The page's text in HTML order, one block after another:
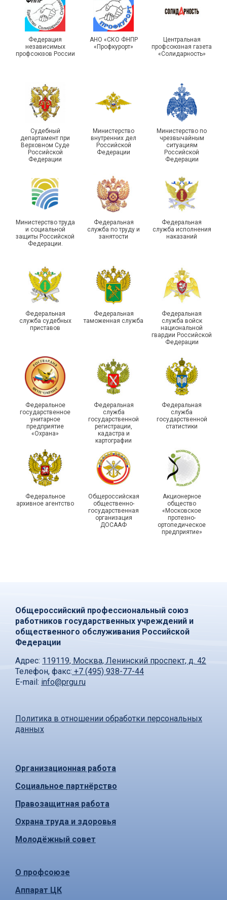
IX Туристический слёт
Московской городской
организации Профсоюза
Турслет и Спартакиада –
праздники спорта и
туризма прошли в Омской
области
Чествование ветеранов
боевых действий
Самарской области
Подписано соглашение с
области
Единство традиций и сила
организаций ГУФСИН
России по Пермскому
краю приняли участие в
туристическом слете
215-й юбилей
государственной
статистики отметили в
Республике Саха (Якутия)
Храбрым детям – добрые
подарки
Федерация
независимых
профсоюзов России
АНО «СКО ФНПР
«Профкурорт»
Центральная
профсоюзная газета
«Солидарность»
Судебный
департамент при
Верховном Суде
Российской
Федерации
Министерство
внутренних дел
Российской
Федерации
Министерство по
чрезвычайным
ситуациям
Российской
Федерации
Министерство труда
и социальной
защиты Российской
Федерации.
Федеральная
служба по труду и
занятости
Федеральная
служба исполнения
наказаний
Федеральная
служба судебных
приставов
Федеральная
таможенная служба
Федеральная
служба войск
национальной
гвардии Российской
Федерации
Федеральное
государственное
унитарное
предприятие
«Охрана»
Федеральная
служба
государственной
регистрации,
кадастра и
картографии
Федеральная
служба
государственной
статистики
Федеральное
архивное агентство
Общероссийская
общественно-
государственная
организация
ДОСААФ
Акционерное
общество
«Московское
протезно-
ортопедическое
предприятие»
Общероссийский профессиональный союз
работников государственных учреждений и
общественного обслуживания Российской
Федерации
Адрес: 119119, Москва, Ленинский проспект, д. 42
Телефон, факс: +7 (495) 938-77-44
E-mail: info@prgu.ru
Политика в отношении обработки персональных
данных
Организационная работа
Социальное партнёрство
Правозащитная работа
Охрана труда и здоровья
Молодёжный совет
О профсоюзе
Аппарат ЦК